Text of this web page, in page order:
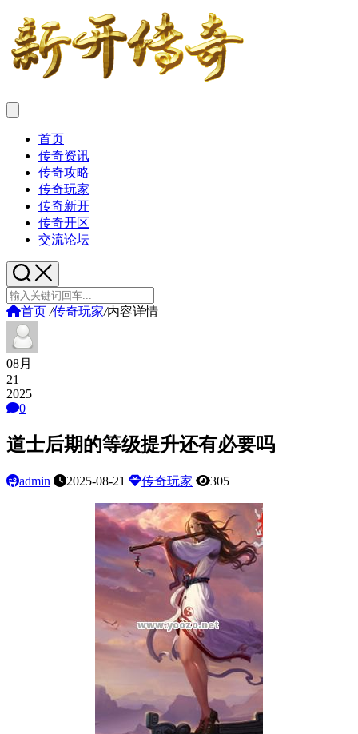
首页
传奇资讯
传奇攻略
传奇玩家
传奇新开
传奇开区
交流论坛
首页 /传奇玩家/内容详情
08月
21
2025
0
道士后期的等级提升还有必要吗
admin 2025-08-21 传奇玩家 305